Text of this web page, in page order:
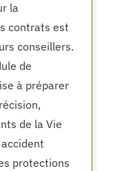
la
contrats est
conseillers.
de
à préparer
de la Vie
protections